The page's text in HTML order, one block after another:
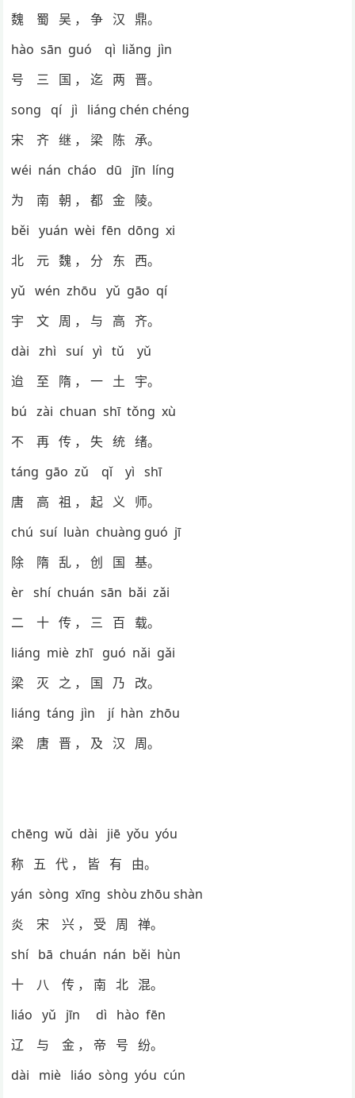
魏 蜀 吴 ， 争 汉 鼎。
hào sān guó qì liǎng jìn
号 三 国 ， 迄 两 晋。
song qí jì liáng chén chéng
宋 齐 继 ， 梁 陈 承。
wéi nán cháo dū jīn líng
为 南 朝 ， 都 金 陵。
běi yuán wèi fēn dōng xi
北 元 魏 ， 分 东 西。
yǔ wén zhōu yǔ gāo qí
宇 文 周 ， 与 高 齐。
dài zhì suí yì tǔ yǔ
迨 至 隋 ， 一 土 宇。
bú zài chuan shī tǒng xù
不 再 传 ， 失 统 绪。
táng gāo zǔ qǐ yì shī
唐 高 祖 ， 起 义 师。
chú suí luàn chuàng guó jī
除 隋 乱 ， 创 国 基。
èr shí chuán sān bǎi zǎi
二 十 传 ， 三 百 载。
liáng miè zhī guó nǎi gǎi
梁 灭 之 ， 国 乃 改。
liáng táng jìn jí hàn zhōu
梁 唐 晋 ， 及 汉 周。
chēng wǔ dài jiē yǒu yóu
称 五 代 ， 皆 有 由。
yán sòng xīng shòu zhōu shàn
炎 宋 兴 ， 受 周 禅。
shí bā chuán nán běi hùn
十 八 传 ， 南 北 混。
liáo yǔ jīn dì hào fēn
辽 与 金 ， 帝 号 纷。
dài miè liáo sòng yóu cún